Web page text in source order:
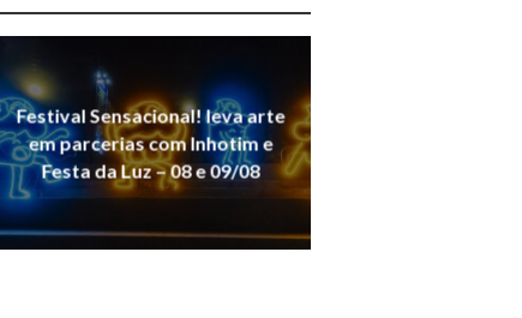
Festival Sensacional! leva arte
em parcerias com Inhotim e
Festa da Luz – 08 e 09/08